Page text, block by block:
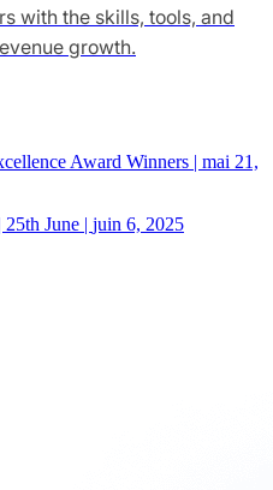
with the skills, tools, and
growth.
Award Winners | mai 21,
June | juin 6, 2025